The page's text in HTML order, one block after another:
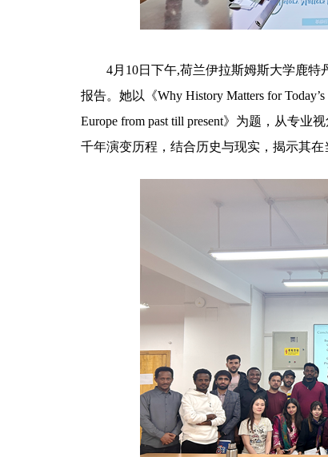
4月10日下午,荷兰伊拉斯姆斯大学鹿特
报告。她以《Why History Matters for Today’s
Europe from past till present》为题，从专业
千年演变历程，结合历史与现实，揭示其在